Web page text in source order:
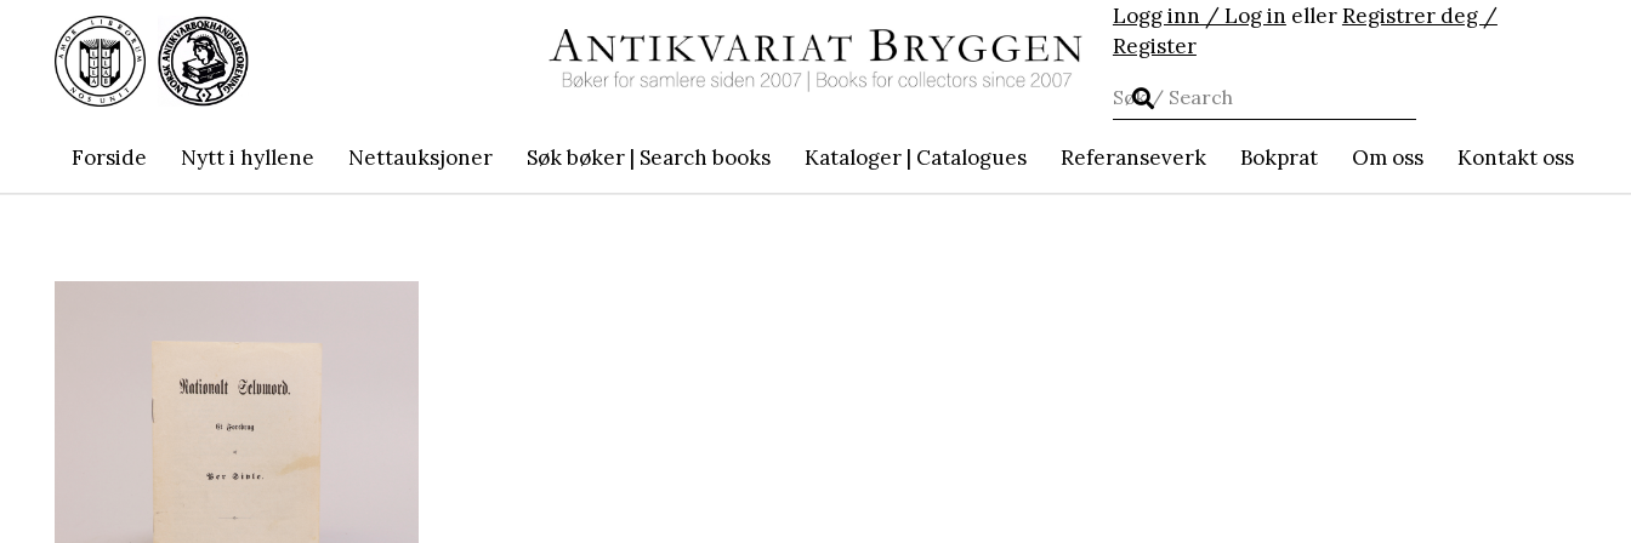
Logg inn / Log in ellerRegistrer deg /
Register
Forside Nytt i hyllene Nettauksjoner Søk bøker | Search books Kataloger | Catalogues Referanseverk Bokprat Om oss Kontakt oss